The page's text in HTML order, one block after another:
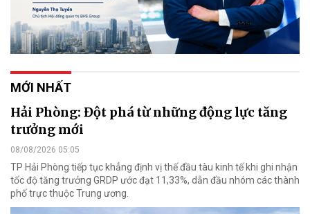
MỚI NHẤT
Hải Phòng: Đột phá từ những động lực tăng
trưởng mới
08/08/2026 05:05
TP Hải Phòng tiếp tục khẳng định vị thế đầu tàu kinh tế khi ghi nhận
tốc độ tăng trưởng GRDP ước đạt 11,33%, dẫn đầu nhóm các thành
phố trực thuộc Trung ương.